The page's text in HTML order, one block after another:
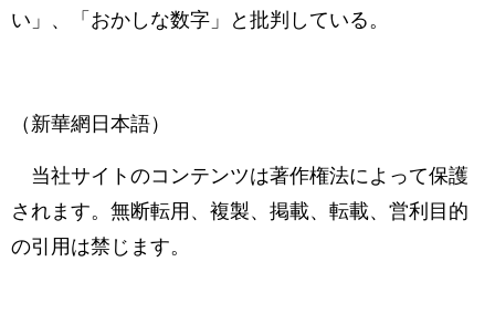
い」、「おかしな数字」と批判している。
（新華網日本語）
当社サイトのコンテンツは著作権法によって保護
されます。無断転用、複製、掲載、転載、営利目的
の引用は禁じます。